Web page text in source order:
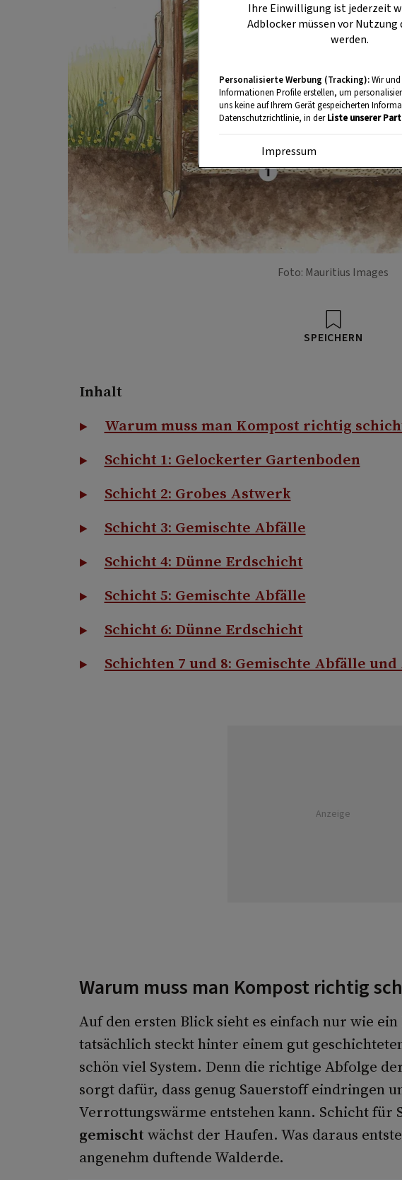
Foto: Mauritius Images
SPEICHERN
Inhalt
Warum muss man Kompost richtig
Schicht 1: Gelockerter Gartenboden
Schicht 2: Grobes Astwerk
Schicht 3: Gemischte Abfälle
Schicht 4: Dünne Erdschicht
Schicht 5: Gemischte Abfälle
Schicht 6: Dünne Erdschicht
Schichten 7 und 8: Gemischte Abfälle
Anzeige
Warum muss man Kompost richtig
Auf den ersten Blick sieht es einfach nur wie
tatsächlich steckt hinter einem gut
schön viel System. Denn die richtige Abfolge
sorgt dafür, dass genug Sauerstoff eindringen
Verrottungswärme entstehen kann. Schicht für
gemischt wächst der Haufen. Was daraus
angenehm duftende Walderde.
Ihre Einwilligung ist jederzeit
Adblocker müssen vor
werden.
Personalisierte Werbung (Tracking):Wir
Informationen Profile erstellen, um
uns keine auf Ihrem Gerät gespeicherten
Datenschutzrichtlinie, in derListe unserer
Impressum